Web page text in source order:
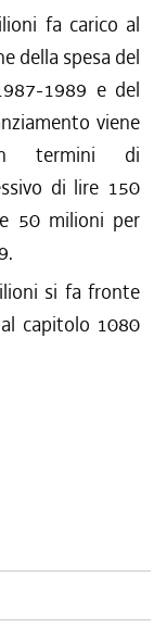
fa carico al
della spesa del
1989 e del
viene
in termini di
di lire 150
50 milioni per
si fa fronte
capitolo 1080